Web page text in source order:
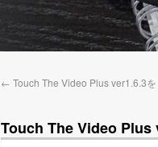
← Touch The Video Plus ver1.6.3を
Touch The Video Plus